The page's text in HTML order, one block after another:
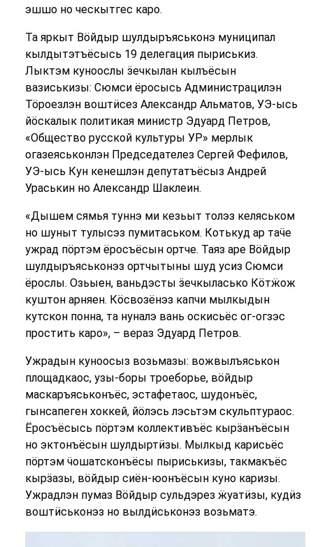
эшшо но ческытгес каро.
Та яркыт Вӧйдыр шулдыръяськонэ муниципал
кылдытэтъёсысь 19 делегация пыриськиз.
Лыктэм куноослы ӟечкылан кылъёсын
вазиськизы: Сюмси ёросысь Администрацилэн
Тӧроезлэн воштӥсез Александр Альматов, УЭ-ысь
йӧскалык политикая министр Эдуард Петров,
«Общество русской культуры УР» мерлык
огазеяськонлэн Председателез Сергей Фефилов,
УЭ-ысь Кун кенешлэн депутатъёсыз Андрей
Ураськин но Александр Шаклеин.
«Дышем сямья туннэ ми кезьыт толэз келяськом
но шуныт тулысэз пумитаськом. Котькуд ар таӵе
ужрад пӧртэм ёросъёсын ортче. Таяз аре Вӧйдыр
шулдыръяськонэз ортчытыны шуд усиз Сюмси
ёрослы. Озьыен, ваньдэсты ӟечкыласько Кӧтӝож
куштон арняен. Кӧсвозёнэз капчи мылкыдын
кутскон понна, та нуналэ вань оскисьёс ог-огзэс
простить каро», – вераз Эдуард Петров.
Ужрадын куноосыз возьмазы: вожвылъяськон
площадкаос, узы-боры троеборье, вӧйдыр
маскаръяськонъёс, эстафетаос, шудонъёс,
гынсапеген хоккей, йӧлэсь лэсьтэм скульптураос.
Ёросъёсысь пӧртэм коллективъёс кырӟанъёсын
но эктонъёсын шулдыртӥзы. Мылкыд карисьёс
пӧртэм ӵошатсконъёсы пыриськизы, такмакъёс
кырӟазы, вӧйдыр сиён-юонъёсын куно каризы.
Ужрадлэн пумаз Вӧйдыр сульдэрез ӝуатӥзы, кудӥз
воштӥськонэз но вылдӥськонэз возьматэ.